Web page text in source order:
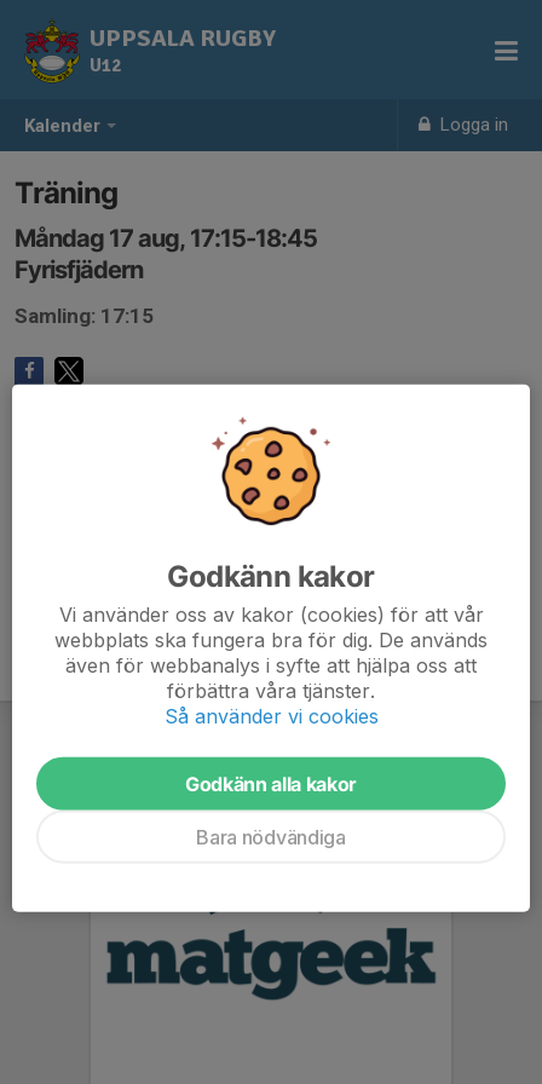
Kalender Logga in
UPPSALA RUGBY
U12
Träning
Måndag 17 aug, 17:15-18:45
Fyrisfjädern
Samling: 17:15
Godkänn kakor
Vi använder oss av kakor (cookies) för att vår
webbplats ska fungera bra för dig. De används
även för webbanalys i syfte att hjälpa oss att
förbättra våra tjänster.
Så använder vi cookies
Godkänn alla kakor
Bara nödvändiga